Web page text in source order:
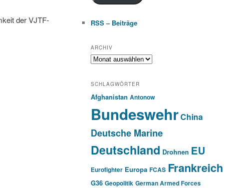
der VJTF-
RSS – Beiträge
ARCHIV
Archiv
SCHLAGWÖRTER
Afghanistan Antonow
BundeswehrChina
Deutsche Marine
Deutschland Drohnen EU
Eurofighter Europa FCAS Frankreich
G36 Geopolitik German Armed Forces